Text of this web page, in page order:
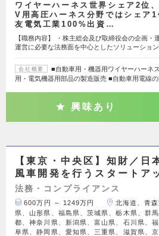
ワイヤーハーネス世界シェア2位
V用高圧ハーネス分野ではシェア1
友電気工業100%出資…
【職務内容】 ・株主総会及び取締役会の企画・
運営に必要な法務面を中心としたソリューショ
会社概要
■自動車用・機器用ワイヤーハーネ
用・電気機器用部品の製造販売 ■自動車用電線
興味あり
【東京・中央区】知財／日
風車開発を行うスタートア
法務・コンプライアンス
600万円 ～ 1249万円
北海道、青
県、山形県、福島県、茨城県、栃木県、群
都、神奈川県、新潟県、富山県、石川県、
阜県、静岡県、愛知県、三重県、滋賀県、